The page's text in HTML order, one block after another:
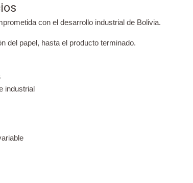
con el desarrollo industrial de Bolivia.
del papel, hasta el producto terminado.
industrial